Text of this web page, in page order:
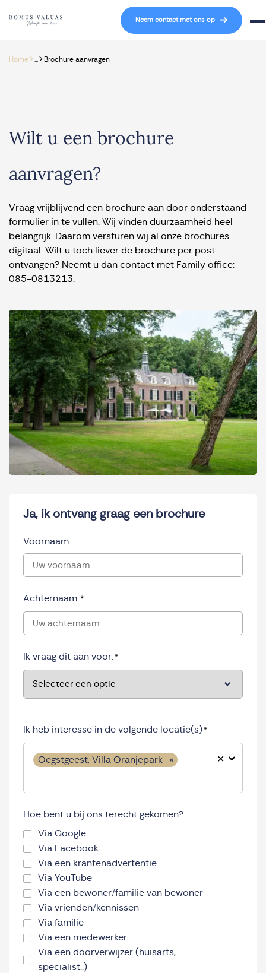
Navigatie overslaan
Neem contact met ons op
Home> > Brochure aanvragen
Wilt u een brochure
aanvragen?
Vraag vrijblijvend een brochure aan door onderstaand
formulier in te vullen. Wij vinden duurzaamheid heel
belangrijk. Daarom versturen wij al onze brochures
digitaal. Wilt u toch liever de brochure per post
ontvangen? Neemt u dan contact met Family office:
085-0813213
Ja, ik ontvang graag een brochure
Voornaam:
Achternaam: *
Ik vraag dit aan voor: *
Ik heb interesse in de volgende locatie(s) *
Oegstgeest, Villa Oranjepark × ✕
Hoe bent u bij ons terecht gekomen?
Via Google
Via Facebook
Via een krantenadvertentie
Via YouTube
Via een bewoner/familie van bewoner
Via vrienden/kennissen
Via familie
Via een medewerker
Via een doorverwijzer (huisarts,
specialist..)